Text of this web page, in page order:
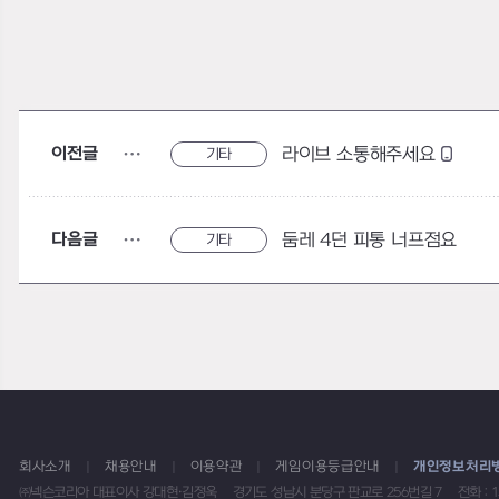
이전글 기타 라이브 소통해주세요
다음글 기타 둠레 4던 피통 너프점요
회사소개 채용안내 이용약관 게임이용등급안내
개인정보처리
㈜넥슨코리아 대표이사 강대현·김정욱
경기도 성남시 분당구 판교로 256번길 7 전화 :